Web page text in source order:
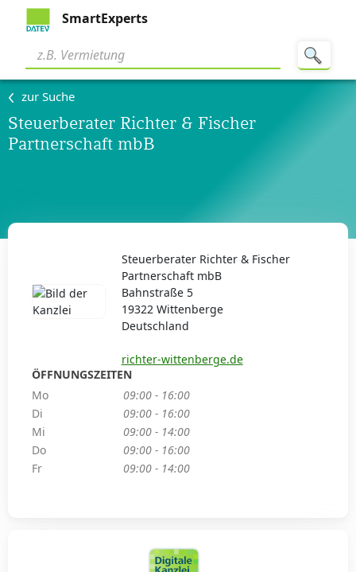
SmartExperts
zur Suche
Steuerberater Richter & Fischer
Partnerschaft mbB
Steuerberater Richter & Fischer
Partnerschaft mbB
Bahnstraße 5
19322 Wittenberge
Deutschland
richter-wittenberge.de
ÖFFNUNGSZEITEN
Mo
09:00 - 16:00
Di
09:00 - 16:00
Mi
09:00 - 14:00
Do
09:00 - 16:00
Fr
09:00 - 14:00